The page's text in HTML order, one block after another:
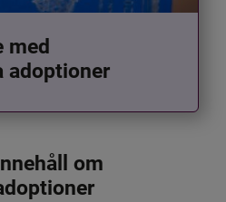
med
adoptioner
om